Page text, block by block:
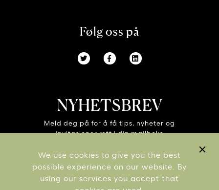
We use cookies to give you the best
possible experience on our website. By
using our services you accept that
Følg oss på
NYHETSBREV
Meld deg på for å få tips, nyheter og
invitasjoner rett i din mailboks